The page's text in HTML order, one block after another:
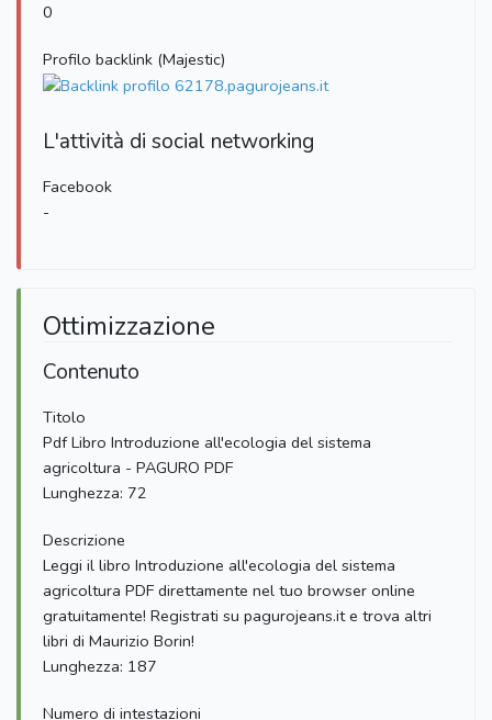
0
Profilo backlink (Majestic)
L'attività di social networking
Facebook
-
Ottimizzazione
Contenuto
Titolo
Pdf Libro Introduzione all'ecologia del sistema
agricoltura - PAGURO PDF
Lunghezza: 72
Descrizione
Leggi il libro Introduzione all'ecologia del sistema
agricoltura PDF direttamente nel tuo browser online
gratuitamente! Registrati su pagurojeans.it e trova altri
libri di Maurizio Borin!
Lunghezza: 187
Numero di intestazioni